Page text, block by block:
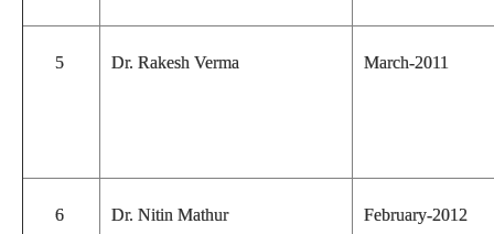
5 Dr. Rakesh Verma March-2011
6 Dr. Nitin Mathur February-2012